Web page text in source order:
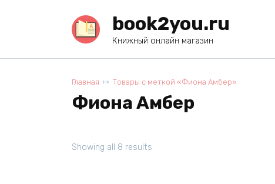
book2you.ru
Книжный онлайн магазин
Главная Товары с меткой «Фиона Амбер»
Фиона Амбер
Showing all 8 results